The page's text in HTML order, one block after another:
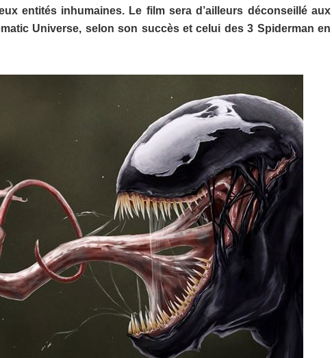
entités inhumaines. Le film sera d’ailleurs déconseillé aux
Universe, selon son succès et celui des 3 Spiderman en